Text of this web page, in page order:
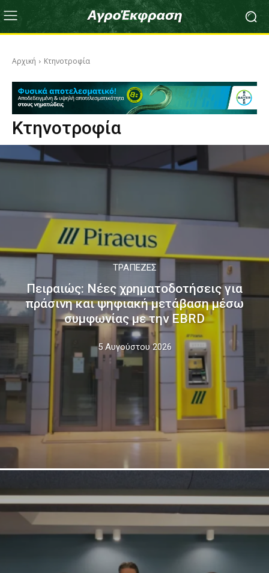
Αρχική Κτηνοτροφία
Κτηνοτροφία
ΤΡΆΠΕΖΕΣ
Πειραιώς: Νέες χρηματοδοτήσεις για
πράσινη και ψηφιακή μετάβαση μέσω
συμφωνίας με την EBRD
5 Αυγούστου 2026